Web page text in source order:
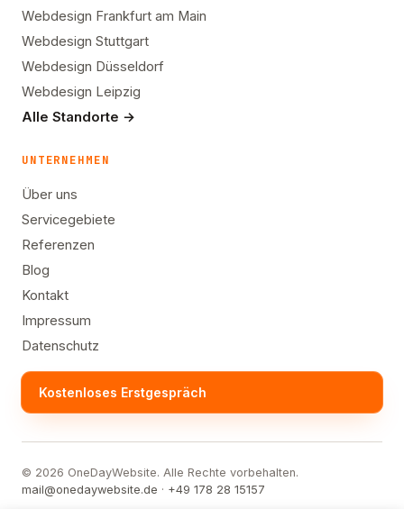
Webdesign Frankfurt am Main
Webdesign Stuttgart
Webdesign Düsseldorf
Webdesign Leipzig
Alle Standorte →
UNTERNEHMEN
Über uns
Servicegebiete
Referenzen
Blog
Kontakt
Impressum
Datenschutz
Kostenloses Erstgespräch
© 2026 OneDayWebsite. Alle Rechte vorbehalten.
mail@onedaywebsite.de · +49 178 28 15157